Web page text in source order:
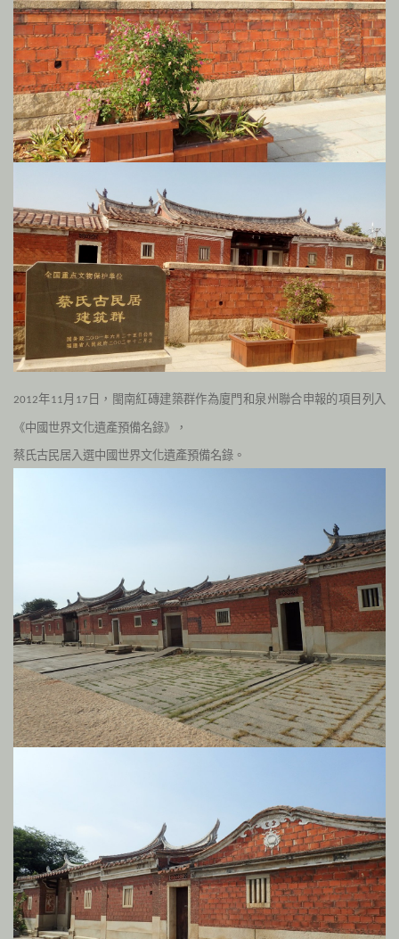
2012年11月 17 日，閩南紅磚建築群作為廈門和泉州聯合申報的項目列入
《中國世界文化遺產預備名錄》，
蔡氏古民居入選中國世界文化遺產預備名錄。